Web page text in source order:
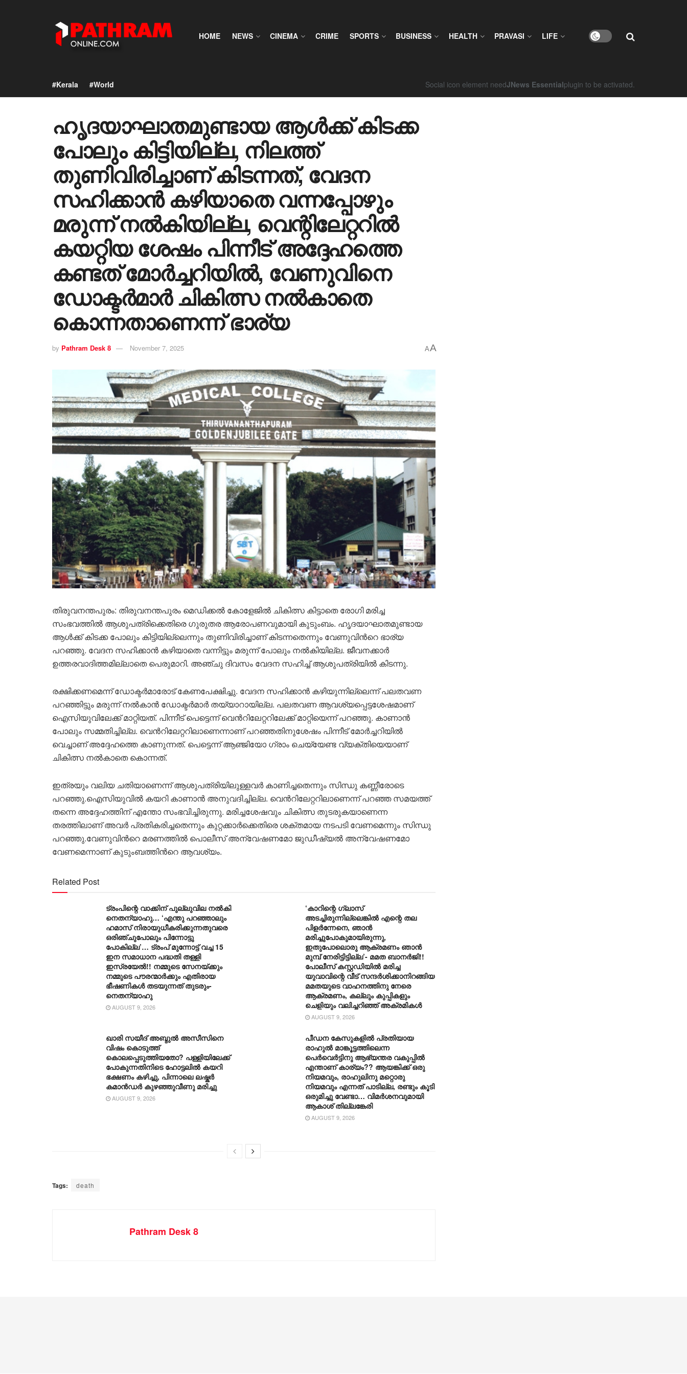
HOME NEWS CINEMA CRIME SPORTS BUSINESS HEALTH PRAVASI LIFE
#Kerala #World Social icon element needJNews Essentialplugin to be activated.
ഹൃദയാഘാതമുണ്ടായ ആള്‍ക്ക് കിടക്ക
പോലും കിട്ടിയില്ല, നിലത്ത്
തുണിവിരിച്ചാണ് കിടന്നത്, വേദന
സഹിക്കാൻ കഴിയാതെ വന്നപ്പോഴും
മരുന്ന് നൽകിയില്ല, വെന്റിലേറ്ററിൽ
കയറ്റിയ ശേഷം പിന്നീട് അദ്ദേഹത്തെ
കണ്ടത് മോർച്ചറിയിൽ, വേണുവിനെ
ഡോക്ടർമാർ ചികിത്സ നൽകാതെ
കൊന്നതാണെന്ന് ഭാര്യ
by Pathram Desk 8 November 7, 2025 AA
തിരുവനന്തപുരം: തിരുവനന്തപുരം മെഡിക്കൽ കോളേജിൽ ചികിത്സ കിട്ടാതെ രോഗി മരിച്ച
സംഭവത്തിൽ ആശുപത്രിക്കെതിരെ ​ഗുരുതര ആരോപണവുമായി കുടുംബം. ഹൃദയാഘാതമുണ്ടായ
ആള്‍ക്ക് കിടക്ക പോലും കിട്ടിയില്ലെന്നും തുണിവിരിച്ചാണ് കിടന്നതെന്നും വേണുവിന്‍റെ ഭാര്യ
പറഞ്ഞു. വേദന സഹിക്കാൻ കഴിയാതെ വന്നിട്ടും മരുന്ന് പോലും നൽകിയില്ല. ജീവനക്കാര്‍
ഉത്തരവാദിത്തമില്ലാതെ പെരുമാറി. അഞ്ചു ദിവസം വേദന സഹിച്ച് ആശുപത്രിയിൽ കിടന്നു.
രക്ഷിക്കണമെന്ന് ഡോക്ടര്‍മാരോട് കേണപേക്ഷിച്ചു. വേദന സഹിക്കാൻ കഴിയുന്നില്ലെന്ന് പലതവണ
പറഞ്ഞിട്ടും മരുന്ന് നൽകാൻ ഡോക്ടര്‍മാര്‍ തയ്യാറായില്ല. പലതവണ ആവശ്യപ്പെട്ടശേഷമാണ്
ഐസിയുവിലേക്ക് മാറ്റിയത്. പിന്നീട് പെട്ടെന്ന് വെന്‍റിലേറ്ററിലേക്ക് മാറ്റിയെന്ന് പറഞ്ഞു. കാണാൻ
പോലും സമ്മതിച്ചില്ല. വെന്‍റിലേറ്ററിലാണെന്നാണ് പറഞ്ഞതിനുശേഷം പിന്നീട് മോര്‍ച്ചറിയിൽ
വെച്ചാണ് അദ്ദേഹത്തെ കാണുന്നത്. പെട്ടെന്ന് ആഞ്ജിയോ ഗ്രാം ചെയ്യേണ്ട വ്യക്തിയെയാണ്
ചികിത്സ നൽകാതെ കൊന്നത്.
ഇത്രയും വലിയ ചതിയാണെന്ന് ആശുപത്രിയിലുള്ളവര്‍ കാണിച്ചതെന്നും സിന്ധു കണ്ണീരോടെ
പറഞ്ഞു.ഐസിയുവിൽ കയറി കാണാൻ അനുവദിച്ചില്ല. വെന്‍റിലേറ്ററിലാണെന്ന് പറഞ്ഞ സമയത്ത്
തന്നെ അദ്ദേഹത്തിന് എന്തോ സംഭവിച്ചിരുന്നു. മരിച്ചശേഷവും ചികിത്സ തുടരുകയാണെന്ന
തരത്തിലാണ് അവര്‍ പ്രതികരിച്ചതെന്നും കുറ്റക്കാര്‍ക്കെതിരെ ശക്തമായ നടപടി വേണമെന്നും സിന്ധു
പറഞ്ഞു.വേണുവിന്‍റെ മരണത്തിൽ പൊലീസ് അന്വേഷണമോ ജുഡീഷ്യൽ അന്വേഷണമോ
വേണമെന്നാണ് കുടുംബത്തിന്‍റെ ആവശ്യം.
Related Post
ട്രംപിന്റെ വാക്കിന് പുല്ലുവില നൽകി
നെതന്യാഹു… ‘എന്തു പറഞ്ഞാലും
ഹമാസ് നിരായുധീകരിക്കുന്നതുവരെ
ഒരിഞ്ചുപോലും പിന്നോട്ടു
പോകില്ല’… ട്രംപ് മുന്നോ‌ട്ട് വച്ച 15
ഇന സമാധാന പദ്ധതി തള്ളി
ഇസ്രയേൽ!! നമ്മുടെ സേനയ്ക്കും
നമ്മുടെ പൗരന്മാർക്കും എതിരായ
ഭീഷണികൾ തടയുന്നത് തുടരും-
നെതന്യാഹു
AUGUST 9, 2026
‘കാറിന്റെ ഗ്ലാസ്
അടച്ചിരുന്നില്ലെങ്കിൽ എന്റെ തല
പിളർന്നേനെ, ഞാൻ
മരിച്ചുപോകുമായിരുന്നു,
ഇതുപോലൊരു ആക്രമണം ഞാൻ
മുമ്പ് നേരിട്ടിട്ടില്ല’- മമത ബാനർജി!!
പോലീസ് കസ്റ്റഡിയിൽ മരിച്ച
യുവാവിന്റെ വീട് സന്ദർശിക്കാനിറങ്ങിയ
മമതയുടെ വാഹനത്തിനു നേരെ
ആക്രമണം, കല്ലും കുപ്പികളും
ചെളിയും വലിച്ചറിഞ്ഞ് അക്രമികൾ
AUGUST 9, 2026
ഖാരി സയീദ് അബ്ദുൽ അസീസിനെ
വിഷം കൊടുത്ത്
കൊലപ്പെടുത്തിയതോ? പള്ളിയിലേക്ക്
പോകുന്നതിനിടെ ഹോട്ടലിൽ കയറി
ഭക്ഷണം കഴിച്ചു, പിന്നാലെ ലഷ്കർ
കമാൻഡർ കുഴഞ്ഞുവീണു മരിച്ചു
AUGUST 9, 2026
പീഡന കേസുകളിൽ പ്രതിയായ
രാഹുൽ മാങ്കൂട്ടത്തിലെന്ന
പെർവെർട്ടിനു ആഭ്യന്തര വകുപ്പിൽ
എന്താണ് കാര്യം?? ആയങ്കിക്ക് ഒരു
നിയമവും, രാഹുലിനു മറ്റൊരു
നിയമവും എന്നത് പാടില്ല, രണ്ടും കൂടി
ഒരുമിച്ചു വേണ്ടാ… വിമര്‍ശനവുമായി
ആകാശ് തില്ലങ്കേരി
AUGUST 9, 2026
Tags: death
Pathram Desk 8